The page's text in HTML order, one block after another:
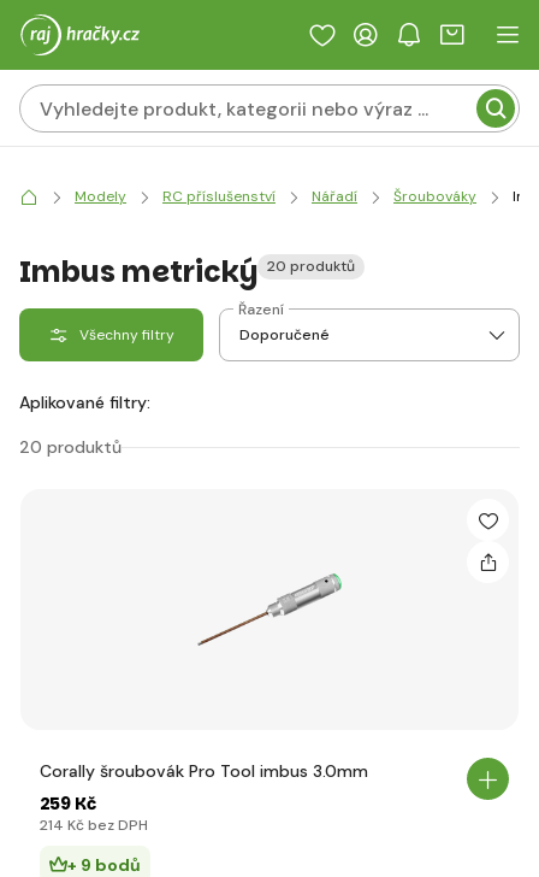
Modely RC příslušenství Nářadí Šroubováky
Imbus metrický 20 produktů
Všechny filtry
Řazení
Aplikované filtry:
20 produktů
Corally šroubovák Pro Tool imbus 3.0mm
259 Kč
214 Kč bez DPH
+ 9 bodů